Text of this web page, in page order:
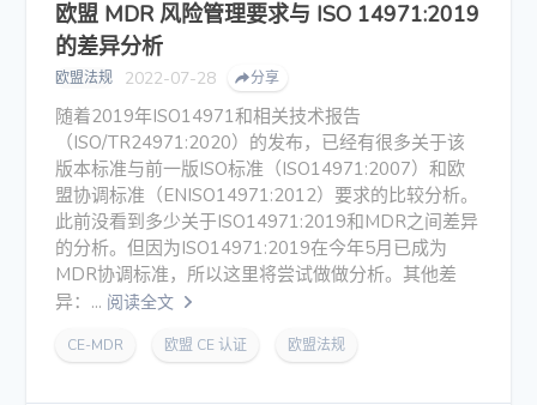
欧盟 MDR 风险管理要求与 ISO 14971:2019
的差异分析
欧盟法规 2022-07-28 分享
随着2019年ISO14971和相关技术报告
（ISO/TR24971:2020）的发布，已经有很多关于该
版本标准与前一版ISO标准（ISO14971:2007）和欧
盟协调标准（ENISO14971:2012）要求的比较分析。
此前没看到多少关于ISO14971:2019和MDR之间差异
的分析。但因为ISO14971:2019在今年5月已成为
MDR协调标准，所以这里将尝试做做分析。其他差
异：... 阅读全文
CE-MDR 欧盟 CE 认证 欧盟法规